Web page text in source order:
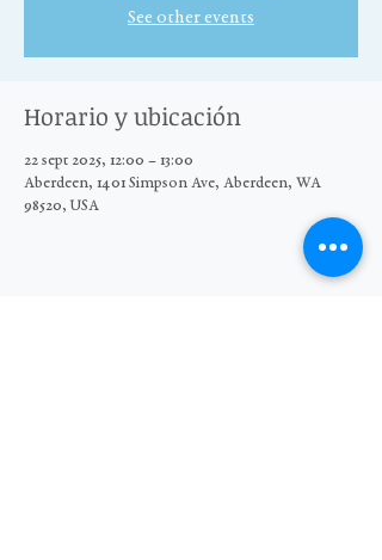
See other events
Horario y ubicación
22 sept 2025, 12:00 – 13:00
Aberdeen, 1401 Simpson Ave, Aberdeen, WA
98520, USA